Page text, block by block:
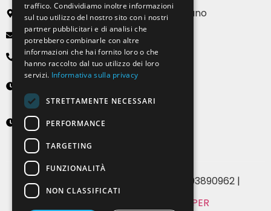
Via Emilia, 13 20090 Buccinasco – Milano
info@solartendemilano.it
+ 39 0239 931 187
Lunedì-Venerdì
8:30 - 12:30 e 14:00 - 18:00
Sabato
9:00 - 12:00 (solo su appuntamento)
© 2024 Solartende SRL | P.IVA 07393890962 |
BY WHITE PAPER
traffico. Condividiamo inoltre informazioni
sul tuo utilizzo del nostro sito con i nostri
partner pubblicitari e di analisi che
potrebbero combinarle con altre
informazioni che hai fornito loro o che
hanno raccolto dal tuo utilizzo dei loro
servizi. Informativa sulla privacy
STRETTAMENTE NECESSARI
PERFORMANCE
TARGETING
FUNZIONALITÀ
NON CLASSIFICATI